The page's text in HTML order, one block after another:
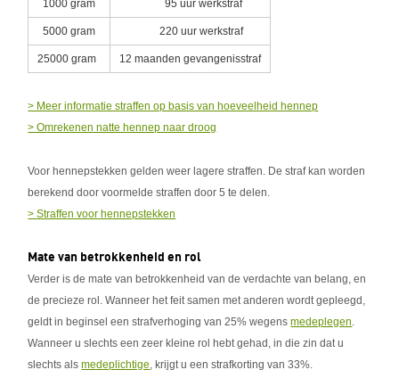
1000 gram 95 uur werkstraf
5000 gram 220 uur werkstraf
25000 gram 12 maanden gevangenisstraf
> Meer informatie straffen op basis van hoeveelheid hennep
> Omrekenen natte hennep naar droog
Voor hennepstekken gelden weer lagere straffen. De straf kan worden
berekend door voormelde straffen door 5 te delen.
> Straffen voor hennepstekken
Mate van betrokkenheid en rol
Verder is de mate van betrokkenheid van de verdachte van belang, en
de precieze rol. Wanneer het feit samen met anderen wordt gepleegd,
geldt in beginsel een strafverhoging van 25% wegensmedeplegen.
Wanneer u slechts een zeer kleine rol hebt gehad, in die zin dat u
slechts alsmedeplichtige, krijgt u een strafkorting van 33%.